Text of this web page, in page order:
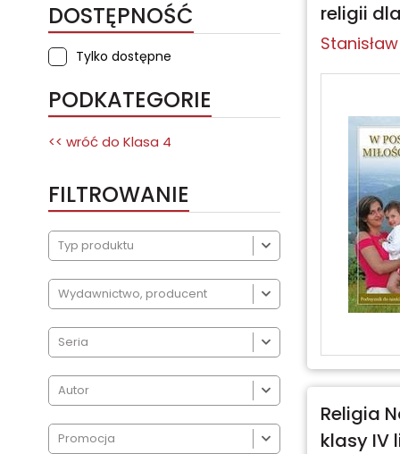
DOSTĘPNOŚĆ
Tylko dostępne
PODKATEGORIE
<< wróć do Klasa 4
FILTROWANIE





religii
Religia
klasy IV